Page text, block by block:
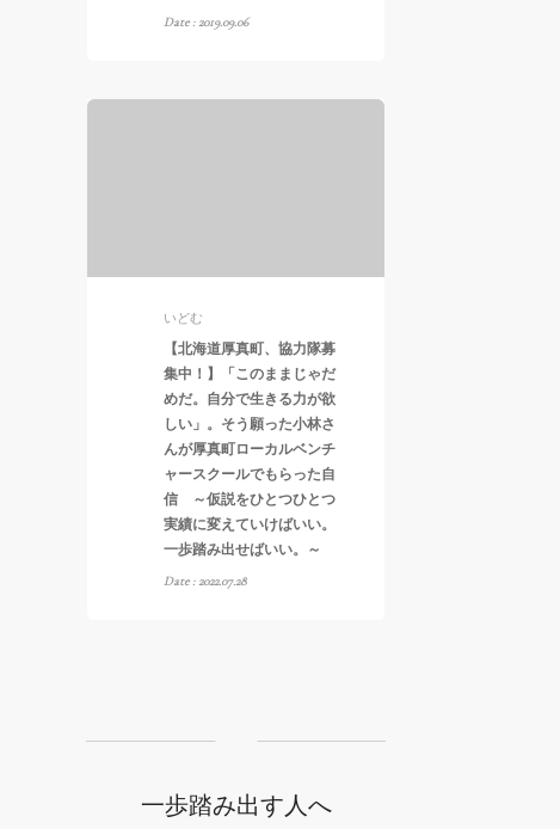
Date : 2019.09.06
いどむ
【北海道厚真町、協力隊募
集中！】「このままじゃだ
めだ。自分で生きる力が欲
しい」。そう願った小林さ
んが厚真町ローカルベンチ
ャースクールでもらった自
信 ～仮説をひとつひとつ
実績に変えていけばいい。
一歩踏み出せばいい。～
Date : 2022.07.28
一歩踏み出す人へ